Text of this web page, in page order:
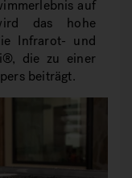
auf
das hohe
Infrarot- und
die zu einer
beiträgt.